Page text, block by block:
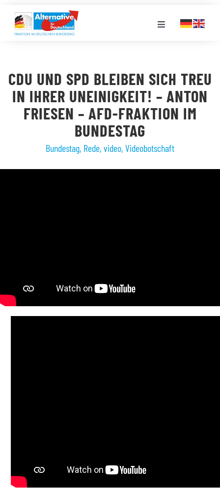
Inhalt
springen
Toggle
LANDESGRUPPEN
VERANSTALTUNGEN
CDU UND SPD BLEIBEN SICH TREU
IN IHRER UNEINIGKEIT! – ANTON
FRIESEN – AFD-FRAKTION IM
BUNDESTAG
Bundestag, Rede, video, Videobotschaft